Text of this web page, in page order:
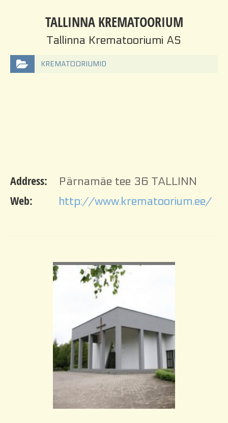
TALLINNA KREMATOORIUM
Tallinna Krematooriumi AS
KREMATOORIUMID
Address: Pärnamäe tee 36 TALLINN
Web: http://www.krematoorium.ee/